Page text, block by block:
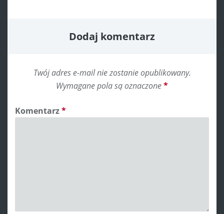
Dodaj komentarz
Twój adres e-mail nie zostanie opublikowany.
Wymagane pola są oznaczone*
Komentarz*